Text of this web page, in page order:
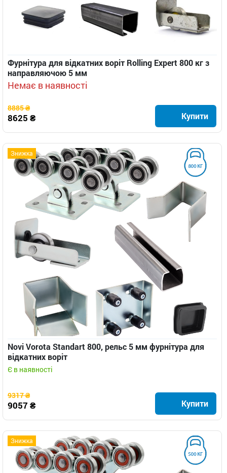
Фурнітура для відкатних воріт Rolling Expert 800 кг з
направляючою 5 мм
Немає в наявності
8885 ₴
8625 ₴ Купити
Знижка
Novi Vorota Standart 800, рельс 5 мм фурнітура для
відкатних воріт
Є в наявності
9317 ₴
9057 ₴ Купити
Знижка